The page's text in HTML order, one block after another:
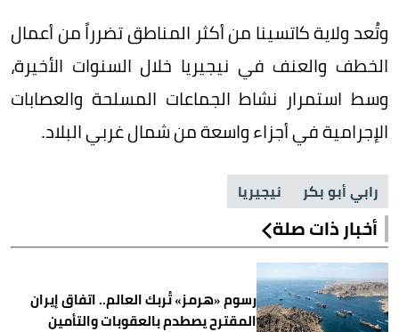
وتُعد ولاية كاتسينا من أكثر المناطق تضرراً من أعمال
الخطف والعنف في نيجيريا خلال السنوات الأخيرة،
وسط استمرار نشاط الجماعات المسلحة والعصابات
الإجرامية في أجزاء واسعة من شمال غربي البلاد.
رابي أبو بكر نيجيريا
أخبار ذات صلة
رسوم «هرمز» تُربك العالم.. اتفاق إيران
المقترح يصطدم بالعقوبات والتأمين